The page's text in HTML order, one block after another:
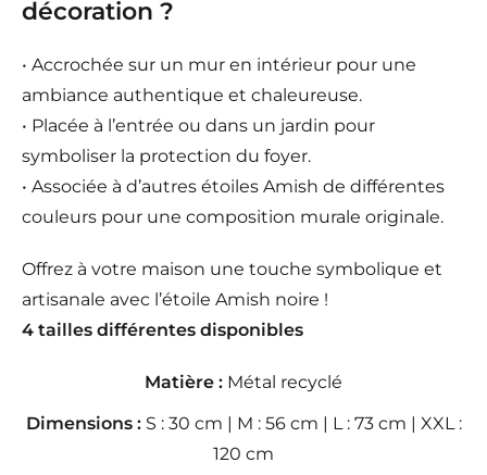
décoration ?
• Accrochée sur un mur en intérieur pour une
ambiance authentique et chaleureuse.
• Placée à l’entrée ou dans un jardin pour
symboliser la protection du foyer.
• Associée à d’autres étoiles Amish de différentes
couleurs pour une composition murale originale.
Offrez à votre maison une touche symbolique et
artisanale avec l’étoile Amish noire !
4 tailles différentes disponibles
Matière : Métal recyclé
Dimensions :S : 30 cm | M : 56 cm | L : 73 cm | XXL :
120 cm